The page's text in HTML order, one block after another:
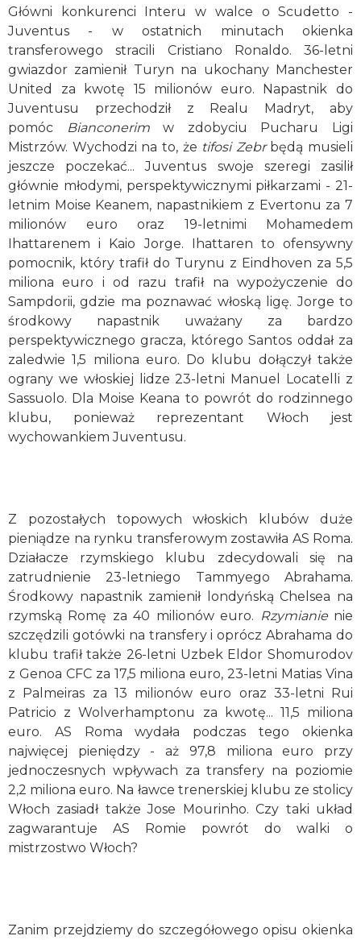
Główni konkurenci Interu w walce o Scudetto -
Juventus - w ostatnich minutach okienka
transferowego stracili Cristiano Ronaldo. 36-letni
gwiazdor zamienił Turyn na ukochany Manchester
United za kwotę 15 milionów euro. Napastnik do
Juventusu przechodził z Realu Madryt, aby
pomóc
Bianconerimw zdobyciu Pucharu Ligi
Mistrzów. Wychodzi na to, że tifosi Zebrbędą musieli
jeszcze poczekać... Juventus swoje szeregi zasilił
głównie młodymi, perspektywicznymi piłkarzami - 21-
letnim Moise Keanem, napastnikiem z Evertonu za 7
milionów euro oraz 19-letnimi Mohamedem
Ihattarenem i Kaio Jorge. Ihattaren to ofensywny
pomocnik, który trafił do Turynu z Eindhoven za 5,5
miliona euro i od razu trafił na wypożyczenie do
Sampdorii, gdzie ma poznawać włoską ligę. Jorge to
środkowy napastnik uważany za bardzo
perspektywicznego gracza, którego Santos oddał za
zaledwie 1,5 miliona euro. Do klubu dołączył także
ograny we włoskiej lidze 23-letni Manuel Locatelli z
Sassuolo. Dla Moise Keana to powrót do rodzinnego
klubu, ponieważ reprezentant Włoch jest
wychowankiem Juventusu.
Z pozostałych topowych włoskich klubów duże
pieniądze na rynku transferowym zostawiła AS Roma.
Działacze rzymskiego klubu zdecydowali się na
zatrudnienie 23-letniego Tammyego Abrahama.
Środkowy napastnik zamienił londyńską Chelsea na
rzymską Romę za 40 milionów euro. Rzymianienie
szczędzili gotówki na transfery i oprócz Abrahama do
klubu trafił także 26-letni Uzbek Eldor Shomurodov
z Genoa CFC za 17,5 miliona euro, 23-letni Matias Vina
z Palmeiras za 13 milionów euro oraz 33-letni Rui
Patricio z Wolverhamptonu za kwotę... 11,5 miliona
euro. AS Roma wydała podczas tego okienka
najwięcej pieniędzy - aż 97,8 miliona euro przy
jednoczesnych wpływach za transfery na poziomie
2,2 miliona euro. Na ławce trenerskiej klubu ze stolicy
Włoch zasiadł także Jose Mourinho. Czy taki układ
zagwarantuje AS Romie powrót do walki o
mistrzostwo Włoch?
Zanim przejdziemy do szczegółowego opisu okienka